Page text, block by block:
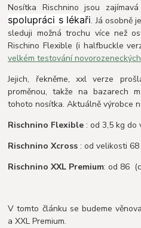
Nosítka Rischnino jsou
spolupráci s lékaři. Já osobně
sleduji možná trochu více než
Rischino Flexible (i halfbuckle
velkém testování
Jejich, řekněme, xxl verze
proměnou, takže na bazarech
tohoto nosítka. Aktuálně výrobce
Rischnino Flexible : od 3,5 kg do
Rischnino Xcross : od velikosti
Rischnino XXL Premium: od 86
V tomto článku se budeme
a XXL Premium.